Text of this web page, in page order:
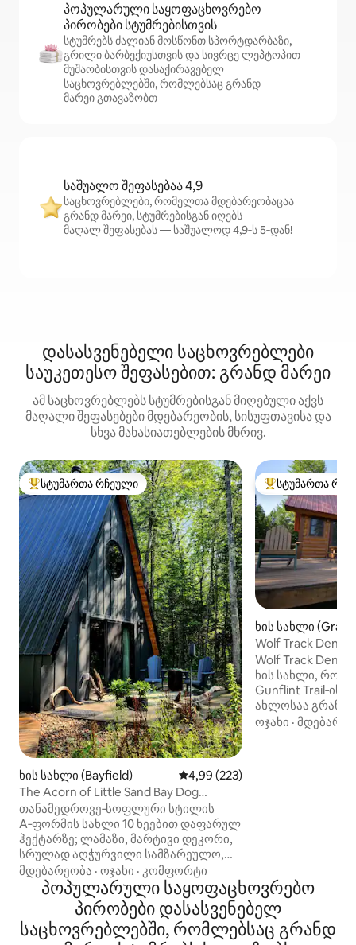
პოპულარული საყოფაცხოვრებო
პირობები სტუმრებისთვის
სტუმრებს ძალიან მოსწონთ სპორტდარბაზი,
გრილი ბარბექიუსთვის და სივრცე ლეპტოპით
მუშაობისთვის დასაქირავებელ
საცხოვრებლებში, რომლებსაც გრანდ
მარეი გთავაზობთ
საშუალო შეფასებაა 4,9
საცხოვრებლები, რომელთა მდებარეობაცაა
გრანდ მარეი, სტუმრებისგან იღებს
მაღალ შეფასებას — საშუალოდ 4,9‑ს 5‑დან!
დასასვენებელი საცხოვრებლები
საუკეთესო შეფასებით: გრანდ მარეი
ამ საცხოვრებლებს სტუმრებისგან მიღებული აქვს
მაღალი შეფასებები მდებარეობის, სისუფთავისა და
სხვა მახასიათებლების მხრივ.
სტუმართა რჩეული მოწინავე ვარიანტი
სტუმართა რჩეული
ხის სახლი (Bayfield) საშუალო შეფასებაა 5‑დან
4,99 (223)
The Acorn of Little Sand Bay Dog
Friendly
თანამედროვე‑სოფლური სტილის
A‑ფორმის სახლი 10 ხეებით დაფარულ
ჰექტარზე; ლამაზი, მარტივი დეკორი,
სრულად აღჭურვილი სამზარეულო,
შუშის ქურა, ჰაერით მოსამზადებელი
ღუმელი, H2O‑ს ფილტრი/ყინულის
დამამზადებელი. დატკბით
ლუქს‑კლასის აბაზანით, რომელსაც
აქვს გათბობადი ფილების იატაკი და
მდებარეობა · ოჯახი · კომფორტი
სტუმართა
სტუმართა
ხის სახლი
Wolf Track Den,
Log Cabin
Wolf Track Den
ხის სახლი,
Gunflint Trail‑ის
ახლოსაა
ისიამოვნეთ
მთაში ან
დღის შემდეგ.
დაბინავება ან
უბრალოდ,
ოჯახი ·
პოპულარული საყოფაცხოვრებო
პირობები დასასვენებელ
საცხოვრებლებში, რომლებსაც გრანდ